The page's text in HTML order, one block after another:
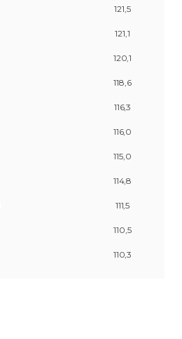
121,5
121,1
120,1
118,6
116,3
116,0
115,0
114,8
111,5
110,5
110,3